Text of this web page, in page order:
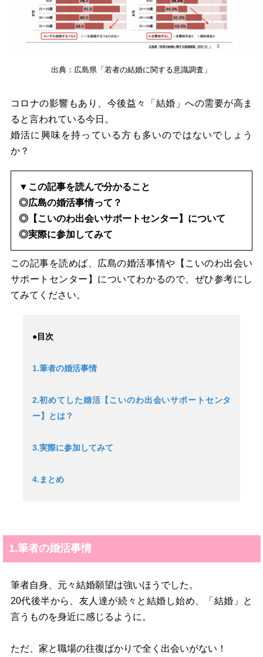
出典：広島県「若者の結婚に関する意識調査」
コロナの影響もあり、今後益々「結婚」への需要が高ま
ると言われている今日。
婚活に興味を持っている方も多いのではないでしょう
か？
▼この記事を読んで分かること
◎広島の婚活事情って？
◎【こいのわ出会いサポートセンター】について
◎実際に参加してみて
この記事を読めば、広島の婚活事情や【こいのわ出会い
サポートセンター】についてわかるので、ぜひ参考にし
てみてください。
●目次
1.筆者の婚活事情
2.初めてした婚活【こいのわ出会いサポートセンタ
ー】とは？
3.実際に参加してみて
4.まとめ
1.筆者の婚活事情
筆者自身、元々結婚願望は強いほうでした。
20代後半から、友人達が続々と結婚し始め、「結婚」と
言うものを身近に感じるように。
ただ、家と職場の往復ばかりで全く出会いがない！